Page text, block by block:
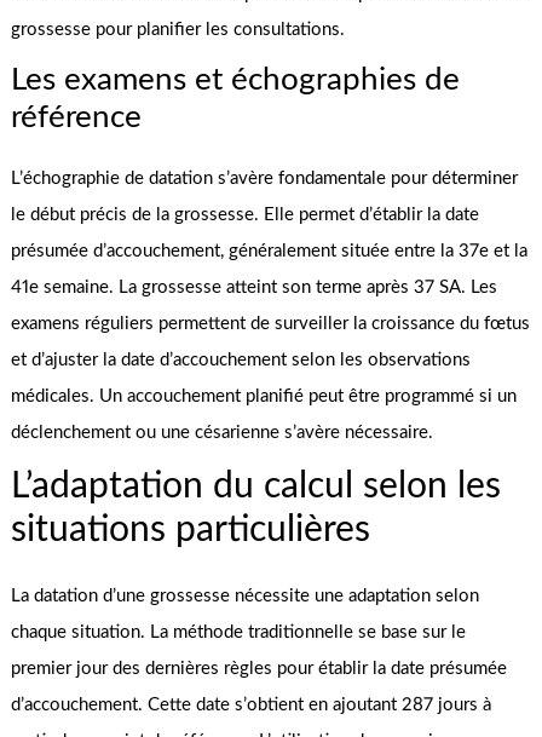
grossesse pour planifier les consultations.
Les examens et échographies de
référence
L’échographie de datation s’avère fondamentale pour déterminer
le début précis de la grossesse. Elle permet d’établir la date
présumée d’accouchement, généralement située entre la 37e et la
41e semaine. La grossesse atteint son terme après 37 SA. Les
examens réguliers permettent de surveiller la croissance du fœtus
et d’ajuster la date d’accouchement selon les observations
médicales. Un accouchement planifié peut être programmé si un
déclenchement ou une césarienne s’avère nécessaire.
L’adaptation du calcul selon les
situations particulières
La datation d’une grossesse nécessite une adaptation selon
chaque situation. La méthode traditionnelle se base sur le
premier jour des dernières règles pour établir la date présumée
d’accouchement. Cette date s’obtient en ajoutant 287 jours à